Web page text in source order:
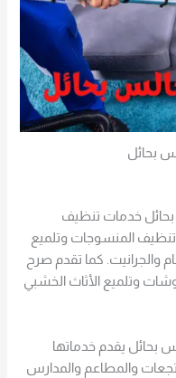
بحائل
خدمات تنظيف
المنسوجات وتلميع
والجرانيت. كما تقدم صرح
وتلميع الأثاث الخشبي
يقدم خدماتها
والمطاعم والمدارس